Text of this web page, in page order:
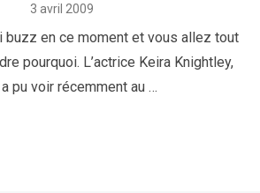
Posted
3 avril 2009
buzz en ce moment et vous allez tout
pourquoi. L’actrice Keira Knightley,
a pu voir récemment au …